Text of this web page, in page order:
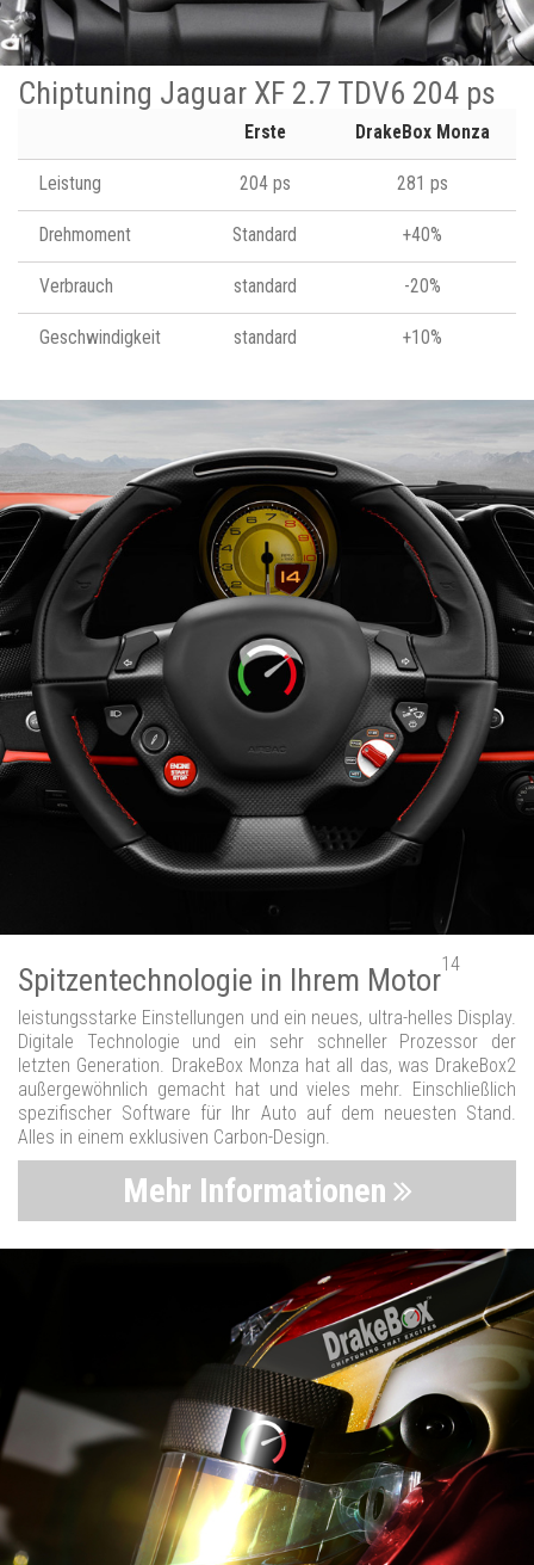
Chiptuning Jaguar XF 2.7 TDV6 204 ps
Erste DrakeBox Monza
Leistung 204 ps 281 ps
Drehmoment Standard +40%
Verbrauch standard -20%
Geschwindigkeit standard +10%
Spitzentechnologie in Ihrem Motor14
leistungsstarke Einstellungen und ein neues, ultra-helles Display.
Digitale Technologie und ein sehr schneller Prozessor der
letzten Generation. DrakeBox Monza hat all das, was DrakeBox2
außergewöhnlich gemacht hat und vieles mehr. Einschließlich
spezifischer Software für Ihr Auto auf dem neuesten Stand.
Alles in einem exklusiven Carbon-Design.
Mehr Informationen